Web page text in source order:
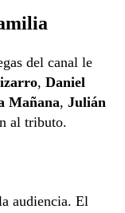
del canal le
, Daniel
Mañana, Julián
al tributo.
audiencia. El